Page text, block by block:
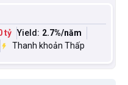
tỷ Yield: 2.7%/năm
Thanh khoản Thấp